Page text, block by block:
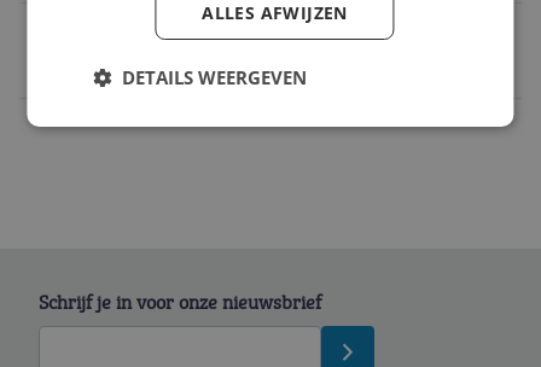
8719274347729
Schrijf je in voor onze nieuwsbrief
ALLES AFWIJZEN
DETAILS WEERGEVEN